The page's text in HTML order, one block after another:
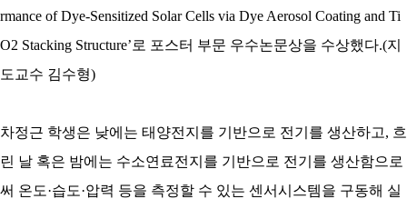
rmance of Dye-Sensitized Solar Cells via Dye Aerosol Coating and Ti
O2 Stacking Structure’로 포스터 부문 우수논문상을 수상했다.(지
도교수 김수형)
차정근 학생은 낮에는 태양전지를 기반으로 전기를 생산하고, 흐
린 날 혹은 밤에는 수소연료전지를 기반으로 전기를 생산함으로
써 온도·습도·압력 등을 측정할 수 있는 센서시스템을 구동해 실